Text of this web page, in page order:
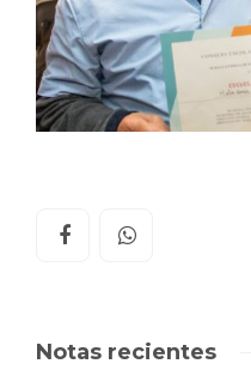
Notas recientes